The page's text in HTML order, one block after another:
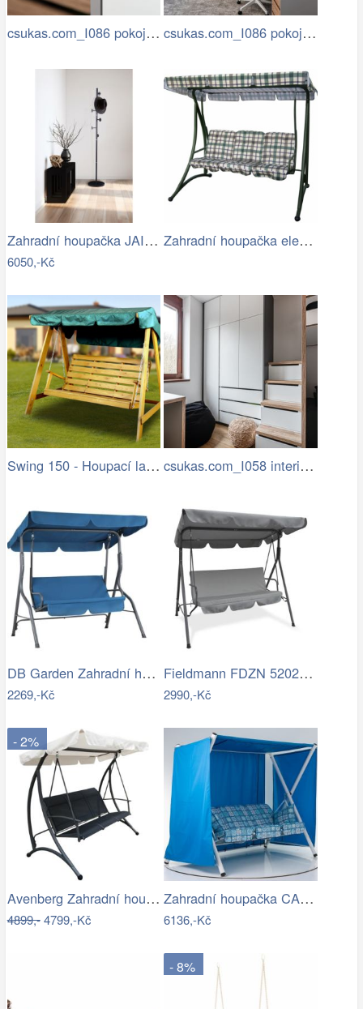
csukas.com_I086 pokoje a pracovna… csukas.com_I086 pokoje a pracovna…
Zahradní houpačka JAIRA Tempo Kondela
6050,-Kč
Zahradní houpačka elena II (zelená)
Swing 150 - Houpací lavice (pinie) csukas.com_I058 interier bytu 4kk 070…
DB Garden Zahradní houpačka CANOPS modrá
2269,-Kč
Fieldmann FDZN 5202 šedá
2990,-Kč
- 2%
Avenberg Zahradní houpačka pro 3 osoby…
4899,-4799,-Kč
Zahradní houpačka CALABRIA (06086-01)…
6136,-Kč
- 8%